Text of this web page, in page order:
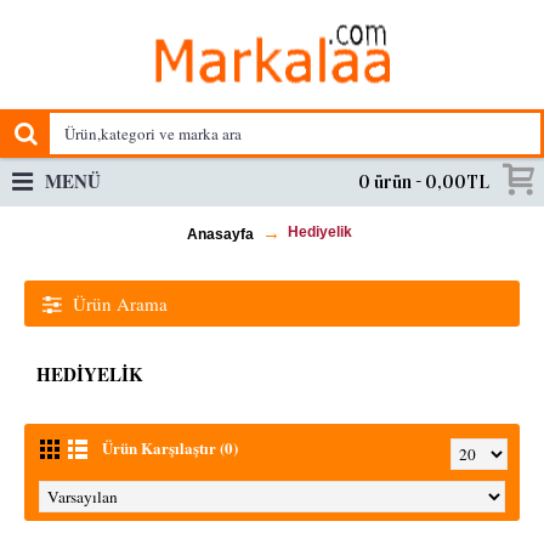
0 ürün - 0,00TL
MENÜ
Anasayfa Hediyelik
Ürün Arama
HEDIYELIK
Ürün Karşılaştır (0)